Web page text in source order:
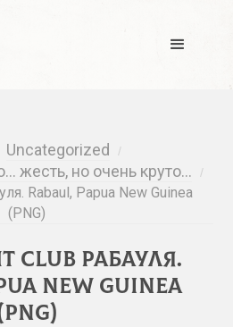
Uncategorized /
жесть, но очень круто… /
Rabaul, Papua New Guinea
(PNG)
Club Рабауля.
New Guinea